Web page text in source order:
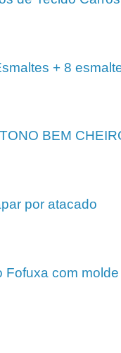
+ 8
BEM
por atacado
Fofuxa com molde